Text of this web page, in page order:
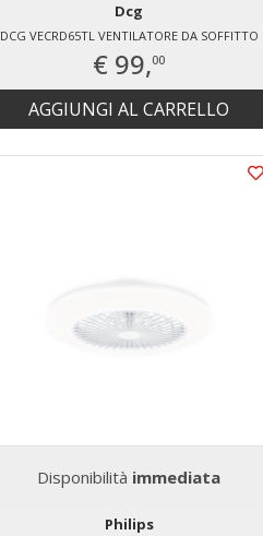
Dcg
DCG VECRD65TL VENTILATORE DA SOFFITTO
€ 99,00
AGGIUNGI AL CARRELLO
Disponibilità immediata
Philips